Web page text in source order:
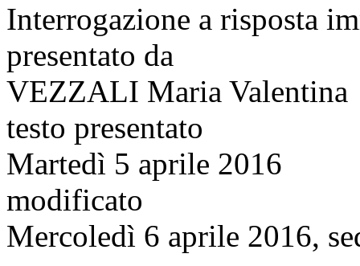
Interrogazione a risposta
presentato da
VEZZALI Maria Valentina
testo presentato
Martedì 5 aprile 2016
modificato
Mercoledì 6 aprile 2016,